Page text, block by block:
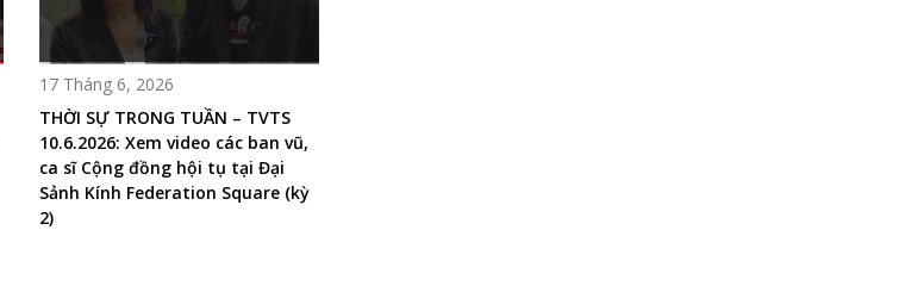
17 Tháng 6, 2026
THỜI SỰ TRONG TUẦN – TVTS
10.6.2026: Xem video các ban vũ,
ca sĩ Cộng đồng hội tụ tại Đại
Sảnh Kính Federation Square (kỳ
2)